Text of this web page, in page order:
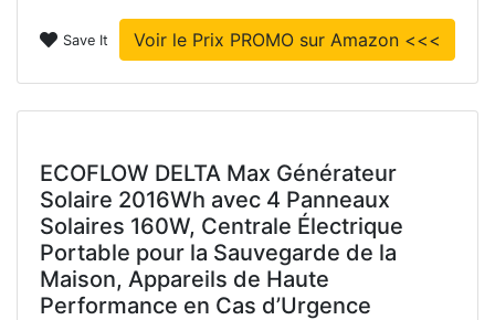
Save It Voir le Prix PROMO sur Amazon <<<
ECOFLOW DELTA Max Générateur
Solaire 2016Wh avec 4 Panneaux
Solaires 160W, Centrale Électrique
Portable pour la Sauvegarde de la
Maison, Appareils de Haute
Performance en Cas d’Urgence